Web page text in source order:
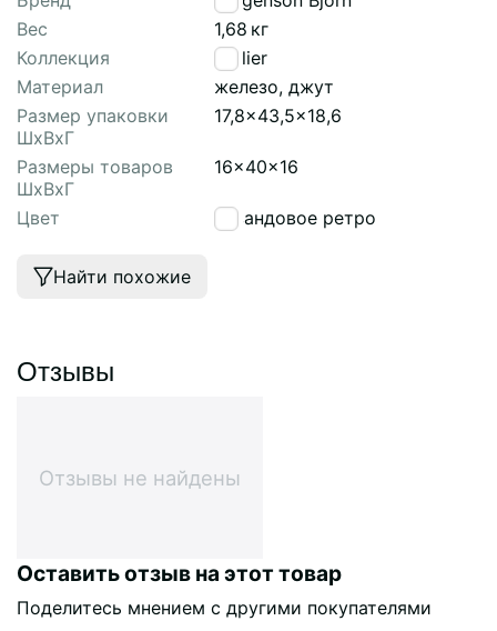
Вес
1,68 кг
Коллекция
Atelier
Материал
железо, джут
Размер упаковки
ШхВхГ
17,8x43,5x18,6
Размеры товаров
ШхВхГ
16x40x16
Цвет лавандовое ретро
Найти похожие
Отзывы
Отзывы не найдены
Оставить отзыв на этот товар
Поделитесь мнением с другими покупателями